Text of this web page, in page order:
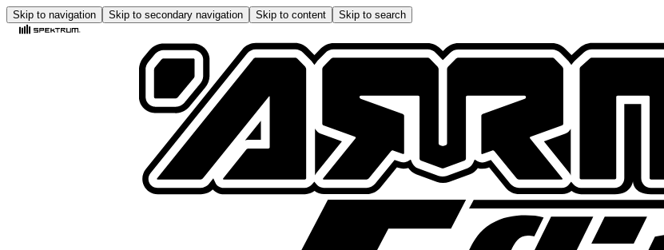
Skip to navigation Skip to secondary navigation Skip to content Skip to search